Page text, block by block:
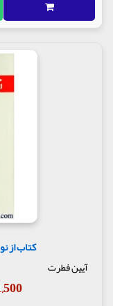
کتاب از
آیین فطرت